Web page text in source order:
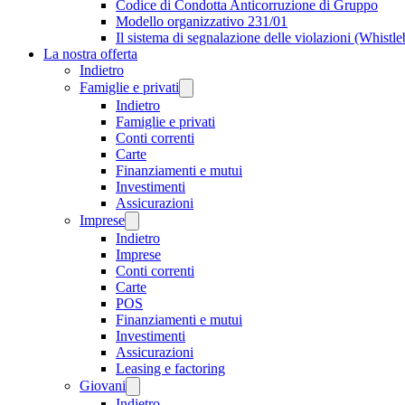
Codice di Condotta Anticorruzione di Gruppo
Modello organizzativo 231/01
Il sistema di segnalazione delle violazioni
La nostra offerta
Indietro
Famiglie e privati
Indietro
Famiglie e privati
Conti correnti
Carte
Finanziamenti e mutui
Investimenti
Assicurazioni
Imprese
Indietro
Imprese
Conti correnti
Carte
POS
Finanziamenti e mutui
Investimenti
Assicurazioni
Leasing e factoring
Giovani